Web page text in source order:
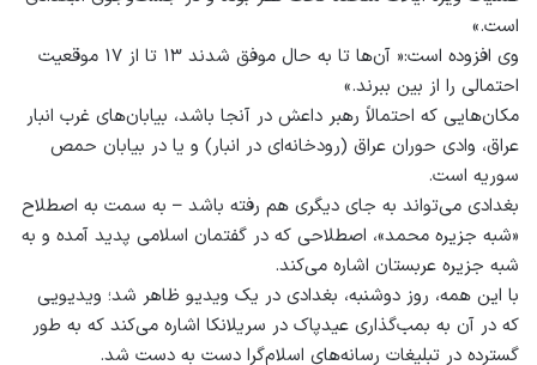
است.»
وی افزوده است:« آن‌ها تا به حال موفق شدند ۱۳ تا از ۱۷ موقعیت
احتمالی را از بین ببرند.»
مکان‌هایی که احتمالاً رهبر داعش در آنجا باشد، بیابان‌های غرب انبار
عراق، وادی حوران عراق (رودخانه‌ای در انبار) و یا در بیابان حمص
سوریه است.
بغدادی می‌تواند به جای دیگری هم رفته باشد – به سمت به اصطلاح
«شبه جزیره محمد»، اصطلاحی که در گفتمان اسلامی پدید آمده و به
شبه جزیره عربستان اشاره می‌کند.
با این همه، روز دوشنبه، بغدادی در یک ویدیو ظاهر شد؛ ویدیویی
که در آن به بمب‌گذاری عیدپاک در سریلانکا اشاره می‌کند که به طور
گسترده در تبلیغات رسانه‌های اسلام‌گرا دست به دست شد.